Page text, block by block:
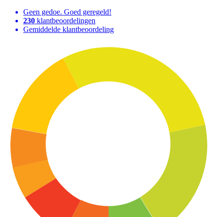
Geen gedoe. Goed geregeld!
230 klantbeoordelingen
Gemiddelde klantbeoordeling